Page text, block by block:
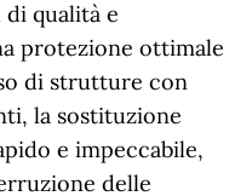
di qualità e
protezione ottimale
di strutture con
la sostituzione
e impeccabile,
delle